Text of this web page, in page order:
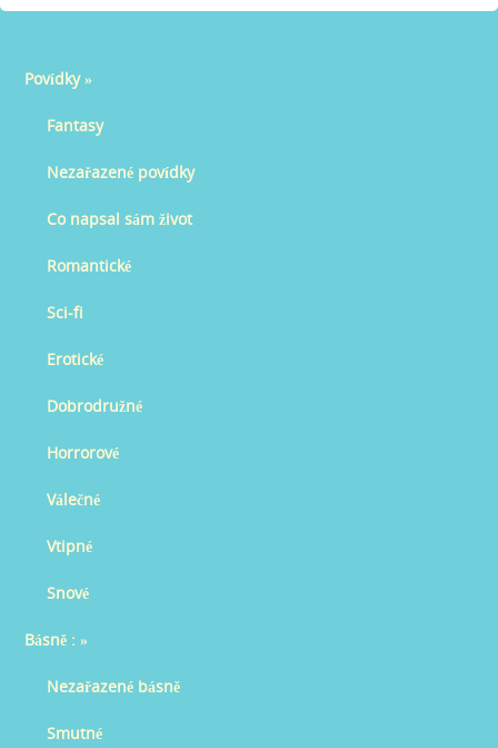
Povídky»
Fantasy
Nezařazené povídky
Co napsal sám život
Romantické
Sci-fi
Erotické
Dobrodružné
Horrorové
Válečné
Vtipné
Snové
Básně : »
Nezařazené básně
Smutné